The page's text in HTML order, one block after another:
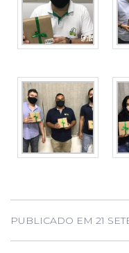
PUBLICADO EM 21